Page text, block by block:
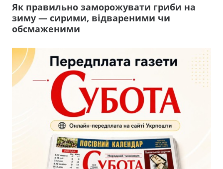
Як правильно заморожувати гриби на
зиму — сирими, відвареними чи
обсмаженими